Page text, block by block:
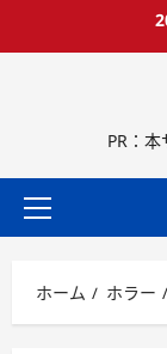
ス
ッ
PR：
メ
メ
ニ
ホーム ホラー